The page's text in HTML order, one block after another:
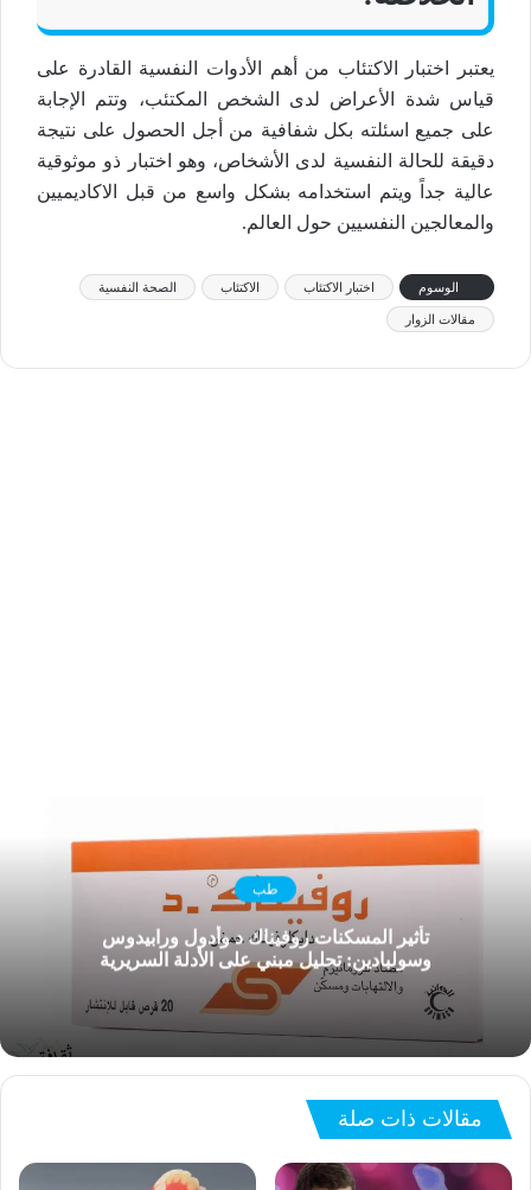
يعتبر اختبار الاكتئاب من أهم الأدوات النفسية القادرة على
قياس شدة الأعراض لدى الشخص المكتئب، وتتم الإجابة
على جميع اسئلته بكل شفافية من أجل الحصول على نتيجة
دقيقة للحالة النفسية لدى الأشخاص، وهو اختبار ذو موثوقية
عالية جداً ويتم استخدامه بشكل واسع من قبل الاكاديميين
والمعالجين النفسيين حول العالم.
الوسوم اختبار الاكتئاب الاكتئاب الصحة النفسية
مقالات الزوار
طب
تأثير المسكنات روفيناك د وأدول ورابيدوس
وسولبادين: تحليل مبني على الأدلة السريرية
مقالات ذات صلة